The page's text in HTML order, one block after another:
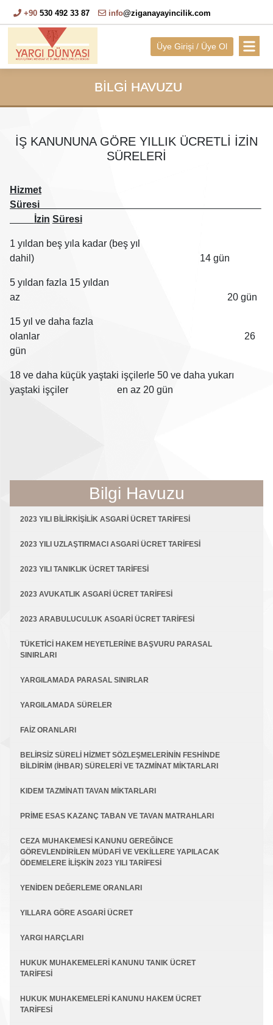
+90 530 492 33 87 info@ziganayayincilik.com
Üye Girişi / Üye Ol
BİLGİ HAVUZU
İŞ KANUNUNA GÖRE YILLIK ÜCRETLİ İZİN
SÜRELERİ
Hizmet
Süresi
zin Süresi
1 yıldan beşyıla kadar (beşyıl
dahil) 14 gün
5 yıldan fazla 15 yıldan
az 20 gün
15 yıl ve daha fazla
olanlar 26
gün
18 ve daha küçük yaştaki işçilerle 50 ve daha yukarı
yaştaki işçiler en az 20 gün
Bilgi Havuzu
2023 YILI BİLİRKİŞİLİK ASGARİ ÜCRET TARİFESİ
2023 YILI UZLAŞTIRMACI ASGARİ ÜCRET TARİFESİ
2023 YILI TANIKLIK ÜCRET TARİFESİ
2023 AVUKATLIK ASGARİ ÜCRET TARİFESİ
2023 ARABULUCULUK ASGARİ ÜCRET TARİFESİ
TÜKETİCİ HAKEM HEYETLERİNE BAŞVURU PARASAL
SINIRLARI
YARGILAMADA PARASAL SINIRLAR
YARGILAMADA SÜRELER
FAİZ ORANLARI
BELİRSİZ SÜRELİ HİZMET SÖZLEŞMELERİNİN FESHİNDE
BİLDİRİM (İHBAR) SÜRELERİ VE TAZMİNAT MİKTARLARI
KIDEM TAZMİNATI TAVAN MİKTARLARI
PRİME ESAS KAZANÇ TABAN VE TAVAN MATRAHLARI
CEZA MUHAKEMESİ KANUNU GEREĞİNCE
GÖREVLENDİRİLEN MÜDAFİ VE VEKİLLERE YAPILACAK
ÖDEMELERE İLİŞKİN 2023 YILI TARİFESİ
YENİDEN DEĞERLEME ORANLARI
YILLARA GÖRE ASGARİ ÜCRET
YARGI HARÇLARI
HUKUK MUHAKEMELERİ KANUNU TANIK ÜCRET
TARİFESİ
HUKUK MUHAKEMELERİ KANUNU HAKEM ÜCRET
TARİFESİ